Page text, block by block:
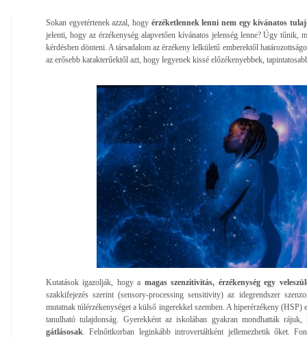
Sokan egyetértenek azzal, hogy érzéketlennek lenni nem egy kívánatos
jelenti, hogy az érzékenység alapvetően kívánatos jelenség lenne? Úgy tűnik,
kérdésben dönteni. A társadalom az érzékeny lelkületű emberektől
az erősebb karakterűektől azt, hogy legyenek kissé előzékenyebbek,
Kutatások igazolják, hogy a magas szenzitivitás, érzékenység egy
szakkifejezés szerint (sensory-processing sensitivity) az idegrendszer
mutatnak túlérzékenységet a külső ingerekkel szemben. A hiperérzékeny (HSP)
tanulható tulajdonság. Gyerekként az iskolában gyakran mondhatták
gátlásosak . Felnőttkorban leginkább introvertáltként jellemezhetik őket.